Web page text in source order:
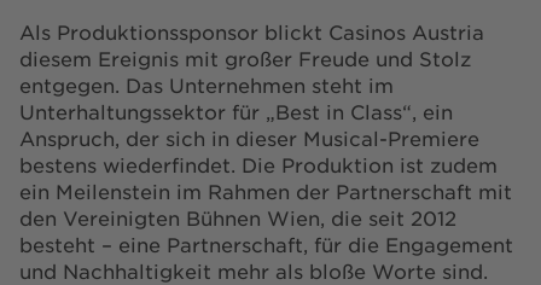
Als Produktionssponsor blickt Casinos Austria
diesem Ereignis mit großer Freude und Stolz
entgegen. Das Unternehmen steht im
Unterhaltungssektor für „Best in Class“, ein
Anspruch, der sich in dieser Musical-Premiere
bestens wiederfindet. Die Produktion ist zudem
ein Meilenstein im Rahmen der Partnerschaft mit
den Vereinigten Bühnen Wien, die seit 2012
besteht – eine Partnerschaft, für die Engagement
und Nachhaltigkeit mehr als bloße Worte sind.